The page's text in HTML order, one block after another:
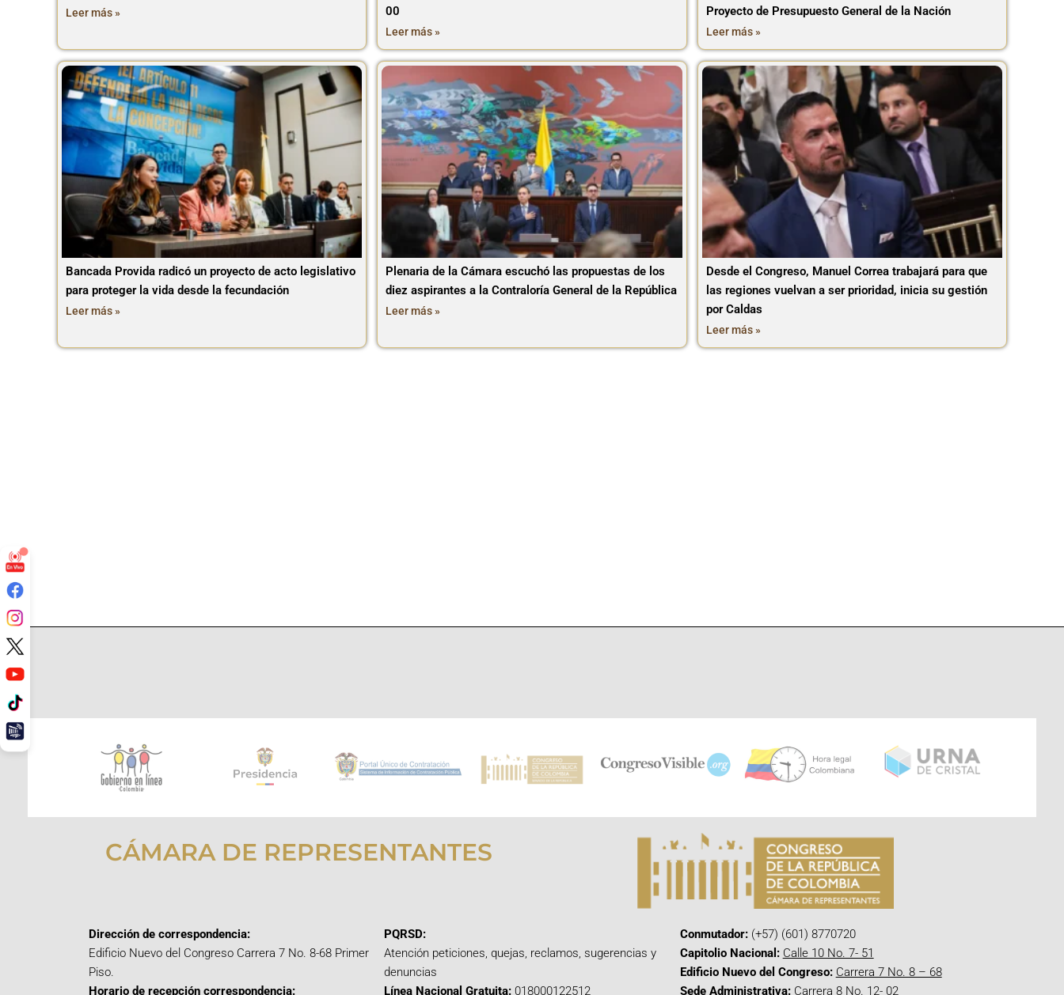
Leer más »
00
Leer más »
Proyecto de Presupuesto General de la Nación
Leer más »
Bancada Provida radicó un proyecto de acto legislativo
para proteger la vida desde la fecundación
Leer más »
Plenaria de la Cámara escuchó las propuestas de los
diez aspirantes a la Contraloría General de la República
Leer más »
Desde el Congreso, Manuel Correa trabajará para que
las regiones vuelvan a ser prioridad, inicia su gestión
por Caldas
Leer más »
CÁMARA DE REPRESENTANTES
Dirección de correspondencia:
Edificio Nuevo del Congreso Carrera 7 No. 8-68 Primer
Piso.
Horario de recepción correspondencia:
PQRSD:
Atención peticiones, quejas, reclamos, sugerencias y
denuncias
Línea Nacional Gratuita: 018000122512
Conmutador:(+57) (601) 8770720
Capitolio Nacional: Calle 10 No. 7- 51
Edificio Nuevo del Congreso: Carrera 7 No. 8 – 68
Sede Administrativa: Carrera 8 No. 12- 02